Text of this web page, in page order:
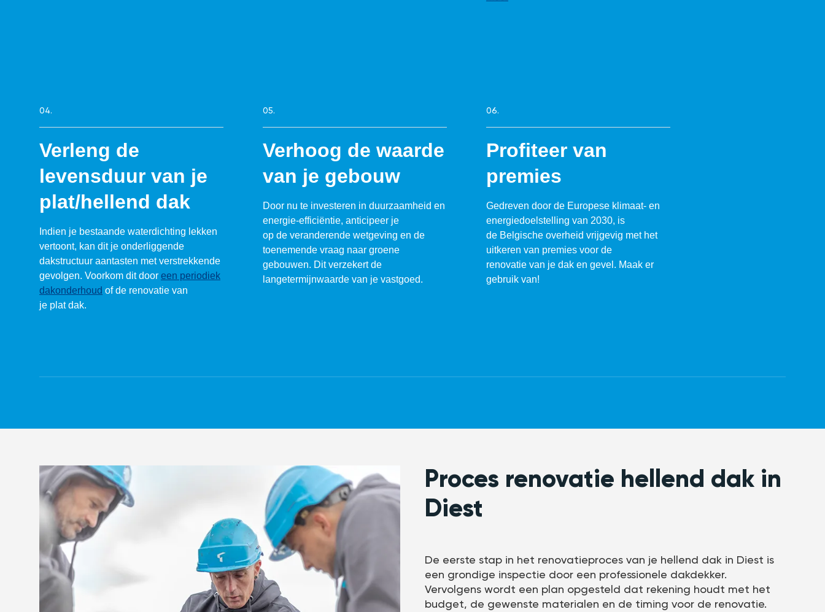
04.
Verleng de
levensduur van je
plat/hellend dak
Indien je bestaande waterdichting lekken
vertoont, kan dit je onderliggende
dakstructuur aantasten met verstrekkende
gevolgen. Voorkom dit door een periodiek
dakonderhoud of de renovatie van
je plat dak.
05.
Verhoog de waarde
van je gebouw
Door nu te investeren in duurzaamheid en
energie-efficiëntie, anticipeer je
op de veranderende wetgeving en de
toenemende vraag naar groene
gebouwen. Dit verzekert de
langetermijnwaarde van je vastgoed.
06.
Profiteer van
premies
Gedreven door de Europese klimaat- en
energiedoelstelling van 2030, is
de Belgische overheid vrijgevig met het
uitkeren van premies voor de
renovatie van je dak en gevel. Maak er
gebruik van!
Proces renovatie hellend dak in
Diest
De eerste stap in het renovatieproces van je hellend dak in Diest is
een grondige inspectie door een professionele dakdekker.
Vervolgens wordt een plan opgesteld dat rekening houdt met het
budget, de gewenste materialen en de timing voor de renovatie.